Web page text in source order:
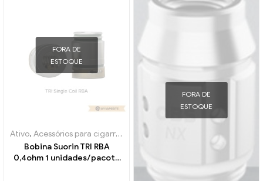
FORA DE
ESTOQUE
Ativo, Acessórios para cigarros eletrônicos
Bobina Suorin TRI RBA
0,4ohm 1 unidades/pacote
FORA DE
ESTOQUE